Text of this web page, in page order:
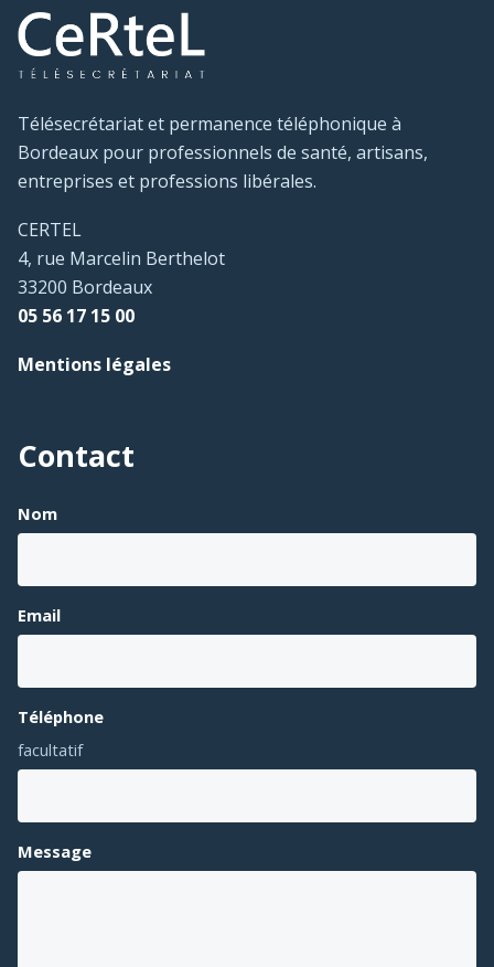
Télésecrétariat et permanence téléphonique à
Bordeaux pour professionnels de santé, artisans,
entreprises et professions libérales.
CERTEL
4, rue Marcelin Berthelot
33200 Bordeaux
05 56 17 15 00
Mentions légales
Contact
Nom
Email
Téléphone
facultatif
Message